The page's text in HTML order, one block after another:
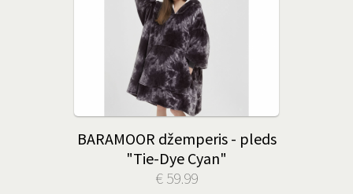
BARAMOOR džemperis - pleds
"Tie-Dye Cyan"
€ 59.99